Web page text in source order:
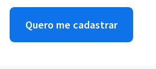
Quero me cadastrar